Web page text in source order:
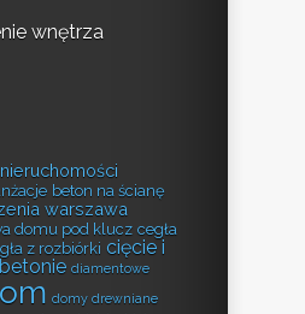
wnętrza
beton na ścianę
warszawa
domu pod klucz cegła
z rozbiórki cięcie i
diamentowe
domy drewniane